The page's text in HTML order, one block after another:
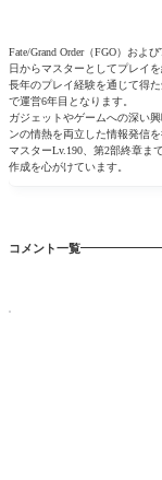
Fate/Grand Order（FGO）およ
日からマスターとしてプレイを
長年のプレイ経験を通じて得
で運営6年目となります。
ガジェットやゲームへの深い
ンの情熱を両立した情報発信を
マスターLv.190、第2部終章ま
作成を心がけています。
コメント一覧